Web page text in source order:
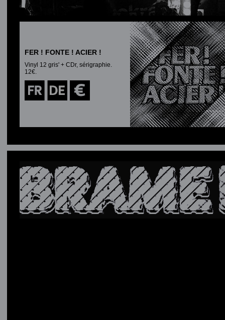
FER ! FONTE ! ACIER !
Vinyl 12 gris' + CDr, sérigraphie.
12€.